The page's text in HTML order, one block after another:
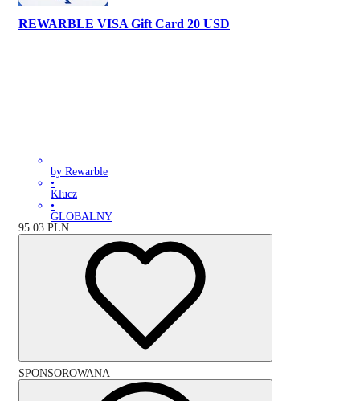
REWARBLE VISA Gift Card 20 USD
by Rewarble
•
Klucz
•
GLOBALNY
95.03 PLN
SPONSOROWANA